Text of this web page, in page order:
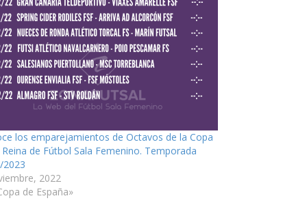
los emparejamientos de Octavos de la Copa
de Fútbol Sala Femenino. Temporada
2023
2022
de España»